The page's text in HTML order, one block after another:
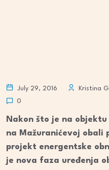
July 29, 2016 Kristina
0
Nakon što je na
na Mažuranićevoj obali
projekt energentske
je nova faza uređenja